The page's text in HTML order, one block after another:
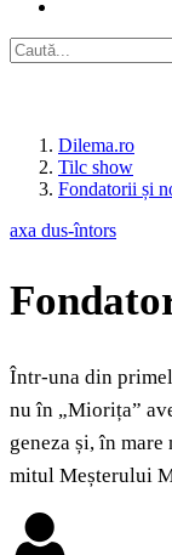
Dilema.ro
Tilc show
Fondatorii și
axa dus-întors
Într-una din
nu în „Miorița”
geneza și, în
mitul Meșterului